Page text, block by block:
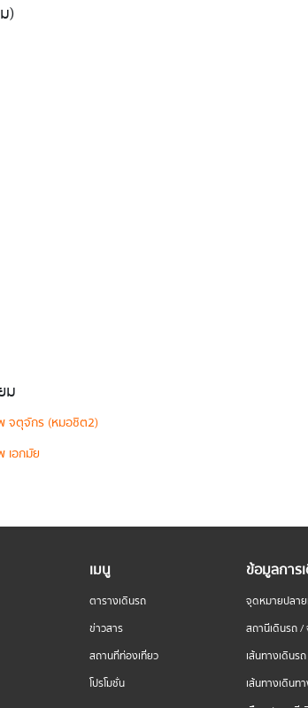
)
ม
จตุจักร (หมอชิต2)
เอกมัย
เมนู
ตารางเดินรถ
ข่าวสาร
สถานที่ท่องเที่ยว
โปรโมชั่น
ข้อมูลการ
จุดหมายปลา
สถานีเดินรถ
เส้นทางเดินร
เส้นทางเดินท